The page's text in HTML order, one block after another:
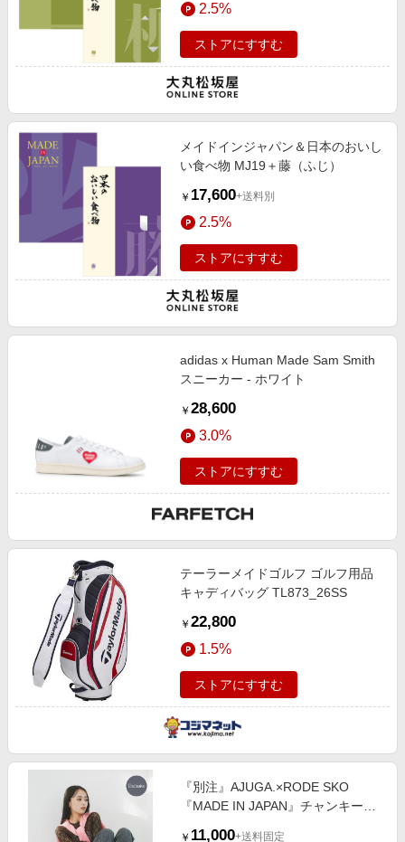
2.5%
ストアにすすむ
メイドインジャパン＆日本のおいし
い食べ物 MJ19＋藤（ふじ）
￥ 17,600+送料別
2.5%
ストアにすすむ
adidas x Human Made Sam Smith
スニーカー - ホワイト
￥ 28,600
3.0%
ストアにすすむ
テーラーメイドゴルフ ゴルフ用品
キャディバッグ TL873_26SS
￥ 22,800
1.5%
ストアにすすむ
『別注』AJUGA.×RODE SKO
『MADE IN JAPAN』チャンキーヒ
￥ 11,000+送料固定